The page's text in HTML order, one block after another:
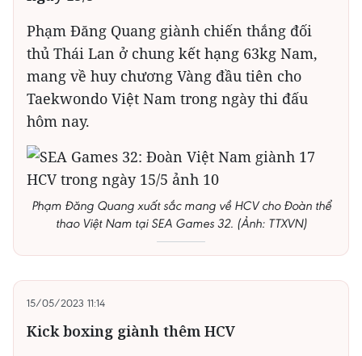
Phạm Đăng Quang giành chiến thắng đối
thủ Thái Lan ở chung kết hạng 63kg Nam,
mang về huy chương Vàng đầu tiên cho
Taekwondo Việt Nam trong ngày thi đấu
hôm nay.
Phạm Đăng Quang xuất sắc mang về HCV cho Đoàn thể
thao Việt Nam tại SEA Games 32. (Ảnh: TTXVN)
15/05/2023 11:14
Kick boxing giành thêm HCV